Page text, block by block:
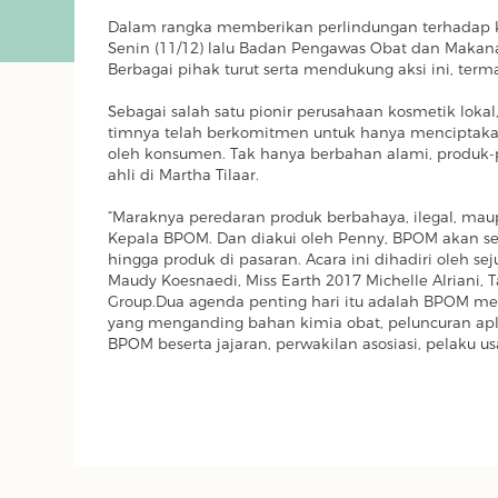
Dalam rangka memberikan perlindungan
Senin (11/12) lalu Badan Pengawas Obat dan
Berbagai pihak turut serta mendukung aksi ini,
Sebagai salah satu pionir perusahaan kosmetik
timnya telah berkomitmen untuk hanya
oleh konsumen. Tak hanya berbahan alami,
ahli di Martha Tilaar.
“Maraknya peredaran produk berbahaya, ilegal,
Kepala BPOM. Dan diakui oleh Penny, BPOM
hingga produk di pasaran. Acara ini dihadiri oleh
Maudy Koesnaedi, Miss Earth 2017 Michelle
Group.Dua agenda penting hari itu adalah BPOM
yang menganding bahan kimia obat, peluncuran
BPOM beserta jajaran, perwakilan asosiasi, pelaku